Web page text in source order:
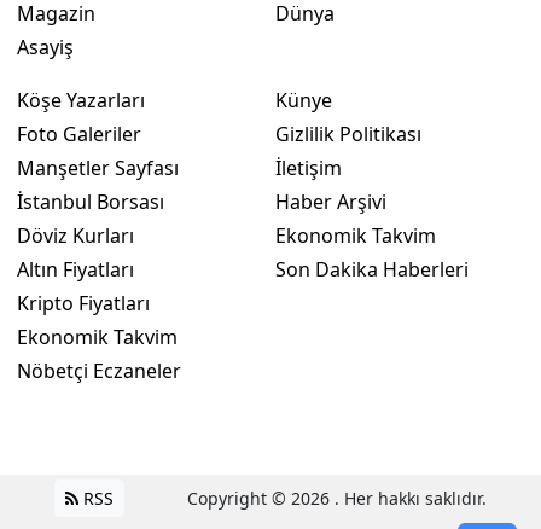
Magazin
Asayiş
Dünya
Köşe Yazarları
Foto Galeriler
Manşetler Sayfası
İstanbul Borsası
Döviz Kurları
Altın Fiyatları
Kripto Fiyatları
Ekonomik Takvim
Nöbetçi Eczaneler
Künye
Gizlilik Politikası
İletişim
Haber Arşivi
Ekonomik Takvim
Son Dakika Haberleri
RSS Copyright © 2026 . Her hakkı saklıdır.